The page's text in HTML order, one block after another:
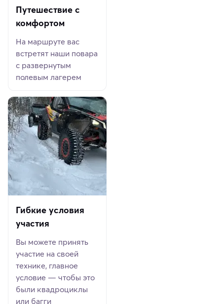
Путешествие с
комфортом
На маршруте вас
встретят наши повара
с развернутым
полевым лагерем
Гибкие условия
участия
Вы можете принять
участие на своей
технике, главное
условие — чтобы это
были квадроциклы
или багги